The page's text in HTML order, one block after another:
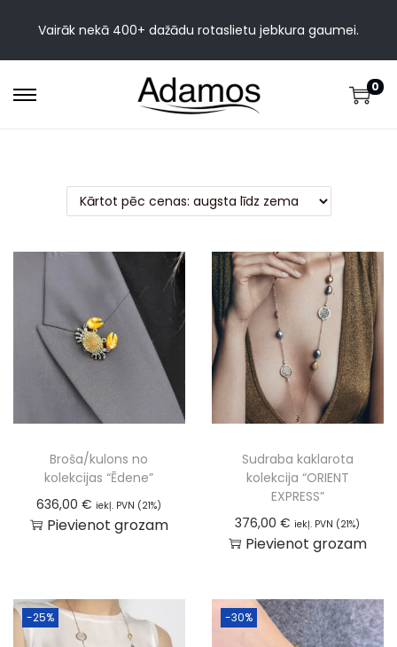
Vairāk nekā 400+ dažādu rotaslietu jebkura gaumei.
0
Broša/kulons no
kolekcijas “Ēdene”
636,00€ iekļ. PVN (21%)
Pievienot grozam
Sudraba kaklarota
kolekcija “ORIENT
EXPRESS”
376,00€ iekļ. PVN (21%)
Pievienot grozam
-25% -30%